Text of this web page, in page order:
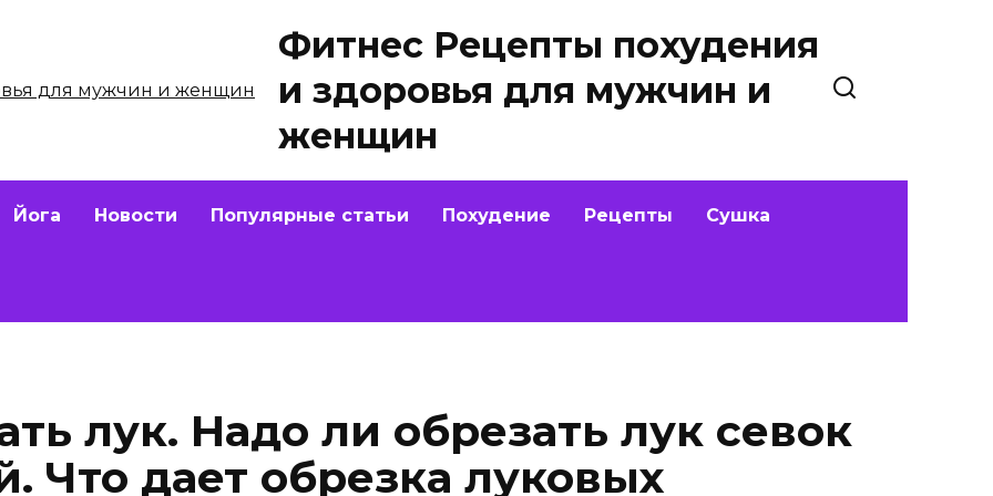
Фитнес Рецепты похудения
и здоровья для мужчин и
женщин
Йога Новости Популярные статьи Похудение Рецепты Сушка
лук. Надо ли обрезать лук севок
Что дает обрезка луковых